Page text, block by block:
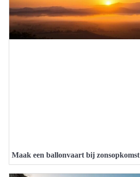
Maak een ballonvaart bij zonsopkomst